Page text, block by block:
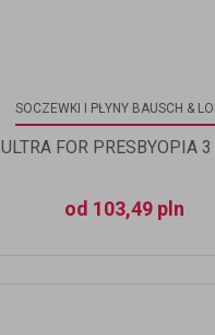
SOCZEWKI I PŁYNY BAUSCH &
ULTRA FOR PRESBYOPIA 3
od 103,49 pln